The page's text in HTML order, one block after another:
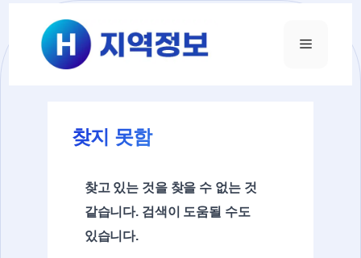
건너뛰기
메뉴
찾지 못함
찾고 있는 것을 찾을 수 없는 것
같습니다. 검색이 도움될 수도
있습니다.